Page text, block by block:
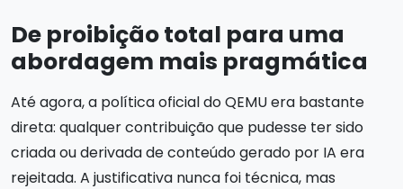
De proibição total para uma
abordagem mais pragmática
Até agora, a política oficial do QEMU era bastante
direta: qualquer contribuição que pudesse ter sido
criada ou derivada de conteúdo gerado por IA era
rejeitada. A justificativa nunca foi técnica, mas